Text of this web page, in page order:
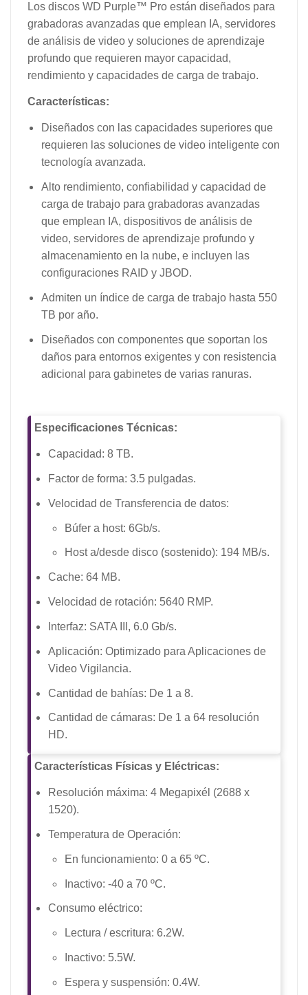
Los discos WD Purple™ Pro están diseñados para
grabadoras avanzadas que emplean IA, servidores
de análisis de video y soluciones de aprendizaje
profundo que requieren mayor capacidad,
rendimiento y capacidades de carga de trabajo.
Características:
Diseñados con las capacidades superiores que
requieren las soluciones de video inteligente con
tecnología avanzada.
Alto rendimiento, confiabilidad y capacidad de
carga de trabajo para grabadoras avanzadas
que emplean IA, dispositivos de análisis de
video, servidores de aprendizaje profundo y
almacenamiento en la nube, e incluyen las
configuraciones RAID y JBOD.
Admiten un índice de carga de trabajo hasta 550
TB por año.
Diseñados con componentes que soportan los
daños para entornos exigentes y con resistencia
adicional para gabinetes de varias ranuras.
Especificaciones Técnicas:
Capacidad: 8 TB.
Factor de forma: 3.5 pulgadas.
Velocidad de Transferencia de datos:
Búfer a host: 6Gb/s.
Host a/desde disco (sostenido): 194 MB/s.
Cache: 64 MB.
Velocidad de rotación: 5640 RMP.
Interfaz: SATA III, 6.0 Gb/s.
Aplicación: Optimizado para Aplicaciones de
Video Vigilancia.
Cantidad de bahías: De 1 a 8.
Cantidad de cámaras: De 1 a 64 resolución
HD.
Características Físicas y Eléctricas:
Resolución máxima: 4 Megapixél (2688 x
1520).
Temperatura de Operación:
En funcionamiento: 0 a 65 ºC.
Inactivo: -40 a 70 ºC.
Consumo eléctrico:
Lectura / escritura: 6.2W.
Inactivo: 5.5W.
Espera y suspensión: 0.4W.